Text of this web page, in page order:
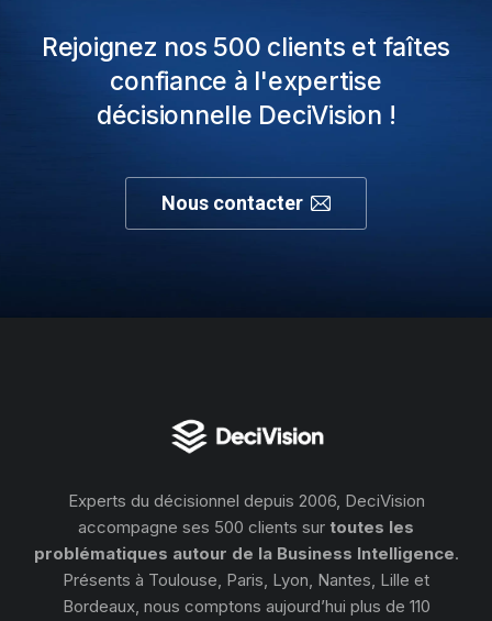
Rejoignez nos 500 clients et faîtes
confiance à l'expertise
décisionnelle DeciVision !
Nous contacter
Experts du décisionnel depuis 2006, DeciVision
accompagne ses 500 clients sur toutes les
problématiques autour de la Business Intelligence.
Présents à Toulouse, Paris, Lyon, Nantes, Lille et
Bordeaux, nous comptons aujourd’hui plus de 110